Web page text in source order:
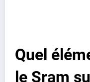
Quel
le Sram